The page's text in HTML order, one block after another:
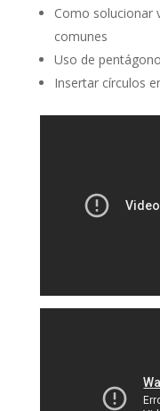
Como solucionar
comunes
Uso de
Insertar círculos